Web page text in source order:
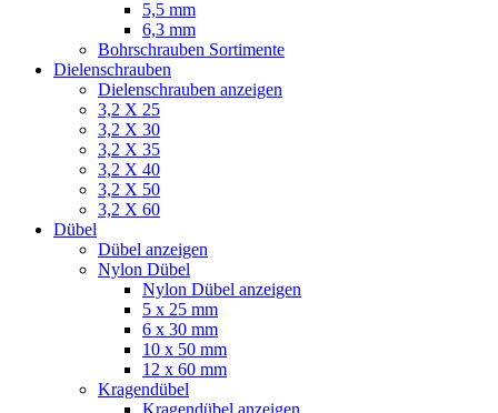
5,5 mm
6,3 mm
Bohrschrauben Sortimente
Dielenschrauben
Dielenschrauben anzeigen
3,2 X 25
3,2 X 30
3,2 X 35
3,2 X 40
3,2 X 50
3,2 X 60
Dübel
Dübel anzeigen
Nylon Dübel
Nylon Dübel anzeigen
5 x 25 mm
6 x 30 mm
10 x 50 mm
12 x 60 mm
Kragendübel
Kragendübel anzeigen